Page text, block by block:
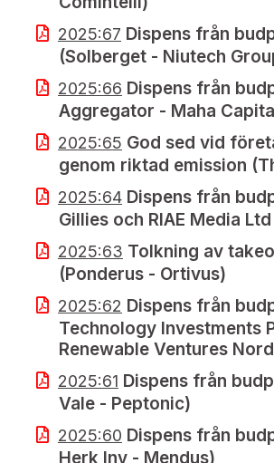
2025:67 Dispens från
(Solberget - Niutech
2025:66 Dispens från
Aggregator - Maha
2025:65 God sed vid
genom riktad emission
2025:64 Dispens från
Gillies och RIAE Media Ltd
2025:63 Tolkning av
(Ponderus - Ortivus)
2025:62 Dispens från
Technology Investments
Renewable Ventures
2025:61 Dispens från
Vale - Peptonic)
2025:60 Dispens från
Herk Inv - Mendus)